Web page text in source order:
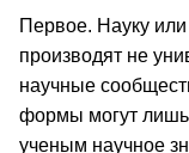
Первое. Науку или
производят не
научные
формы могут лишь
ученым научное